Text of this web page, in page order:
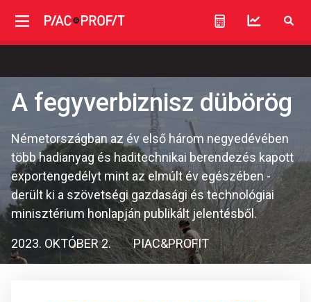
A fegyverbiznisz dübörög
Németországban az év első három negyedévében
több hadianyag és haditechnikai berendezés kapott
exportengedélyt mint az elmúlt év egészében -
derült ki a szövetségi gazdasági és technológiai
minisztérium honlapján publikált jelentésből.
2023. OKTÓBER 2. PIAC&PROFIT